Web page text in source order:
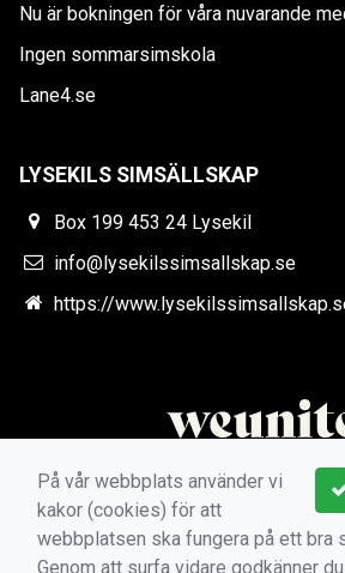
Nu är bokningen för våra nuvarande
Ingen sommarsimskola
Lane4.se
LYSEKILS SIMSÄLLSKAP
Box 199 453 24 Lysekil
info@lysekilssimsallskap.se
https://
På vår webbplats använder vi
kakor (cookies) för att
webbplatsen ska fungera på ett bra
Genom att surfa vidare godkänner